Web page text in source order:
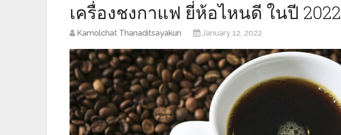
เครื่องชงกาแฟ ยี่ห้อไหนดี ในปี 2022
Kamolchat Thanaditsayakun January 12, 2022